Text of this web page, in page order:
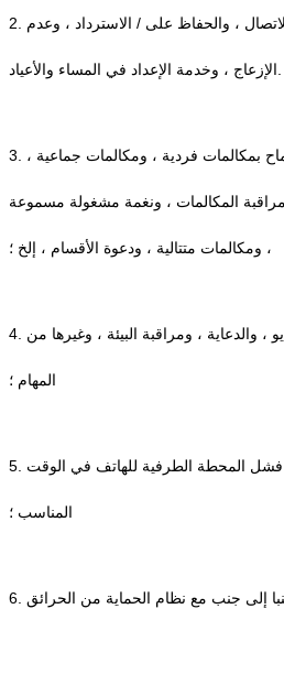
2. الاتصال الأساسية: انقر للاتصال ، والحفاظ على / الاسترداد ، وعدم
3. وظيفة القيادة والإرسال: السماح بمكالمات فردية ، ومكالمات جماعية ،
المكالمات ، ونغمة مشغولة مسموعة
، ومكالمات متتالية ، ودعوة الأقسام ، إلخ ؛
4. قدرة البث: بما في ذلك الراديو ، والدعاية ، ومراقبة البيئة ، وغيرها من
المهام ؛
5. محطة التحكم يمكن عرض فشل المحطة الطرفية للهاتف في الوقت
المناسب ؛